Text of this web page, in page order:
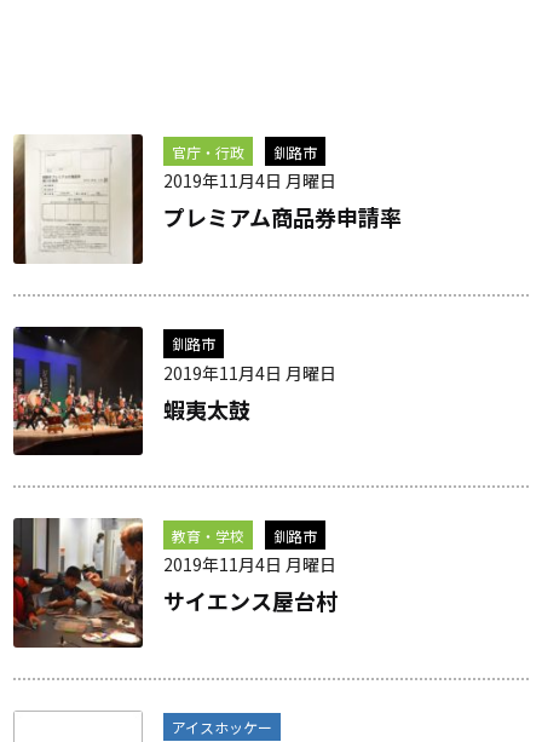
官庁・行政 釧路市
2019年11月4日 月曜日
プレミアム商品券申請率
釧路市
2019年11月4日 月曜日
蝦夷太鼓
教育・学校 釧路市
2019年11月4日 月曜日
サイエンス屋台村
アイスホッケー